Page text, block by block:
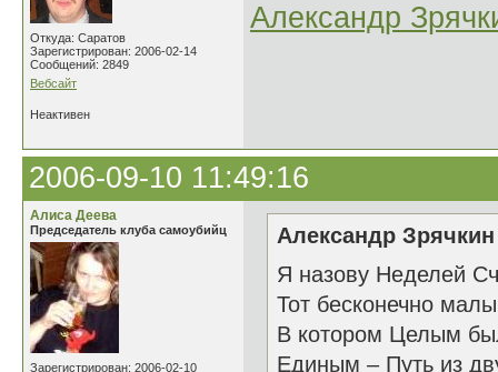
Откуда: Саратов
Зарегистрирован: 2006-02-14
Сообщений: 2849
Вебсайт
Александр
Неактивен
2006-09-10 11:49:16
Алиса Деева
Председатель клуба самоубийц
Зарегистрирован: 2006-02-10
Александр
Я назову Неделей
Тот бесконечно
В котором Целым
Единым – Путь из